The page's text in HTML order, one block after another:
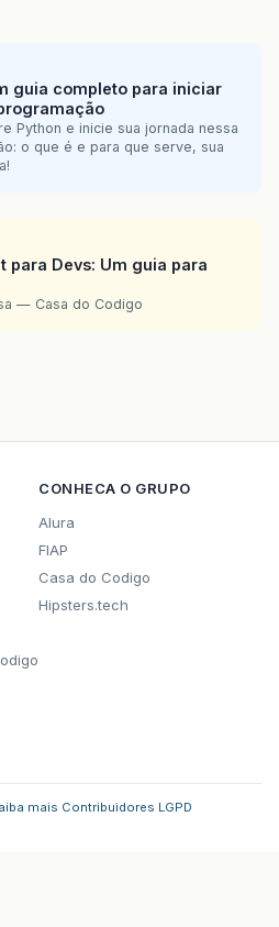
guia completo para iniciar
Python e inicie sua jornada nessa
o que é e para que serve, sua
para Devs: Um guia para
— Casa do Codigo
CONHECA O GRUPO
Alura
FIAP
Casa do Codigo
Hipsters.tech
mais Contribuidores LGPD